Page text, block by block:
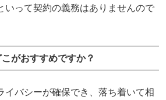
いって契約の義務はありませんので
がおすすめですか？
イバシーが確保でき、落ち着いて相